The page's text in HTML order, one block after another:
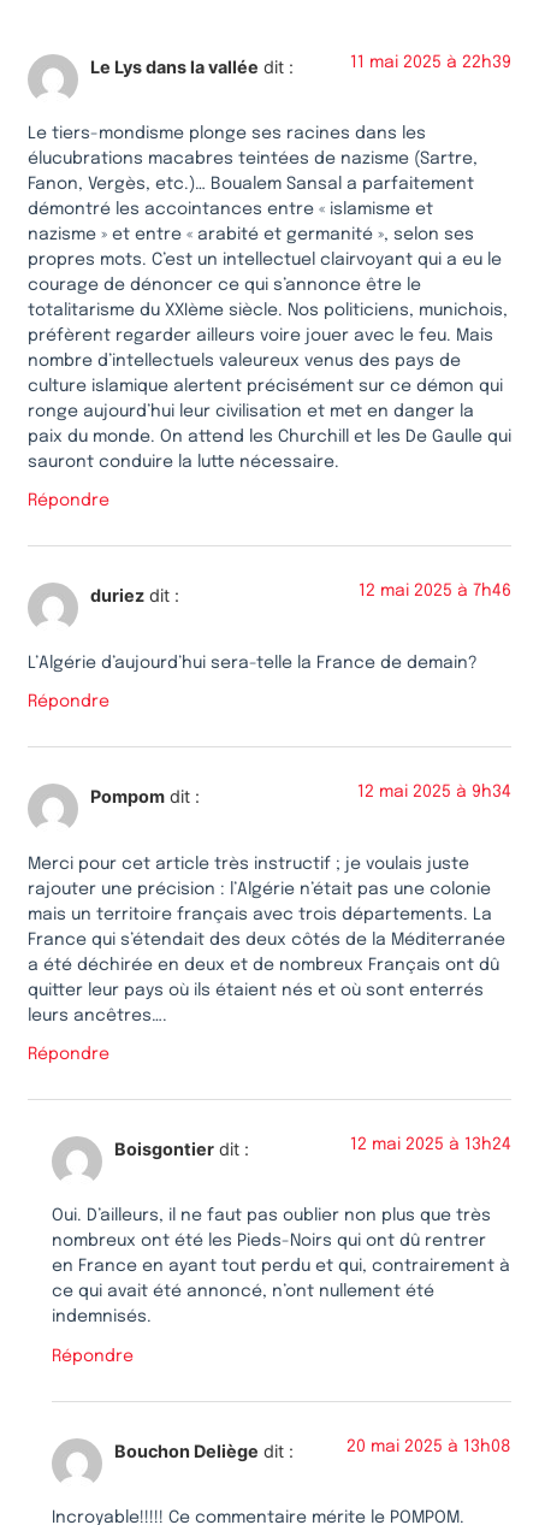
Le Lys dans la vallée dit : 11 mai 2025 à 22h39
Le tiers-mondisme plonge ses racines dans les
élucubrations macabres teintées de nazisme (Sartre,
Fanon, Vergès, etc.)… Boualem Sansal a parfaitement
démontré les accointances entre « islamisme et
nazisme » et entre « arabité et germanité », selon ses
propres mots. C’est un intellectuel clairvoyant qui a eu le
courage de dénoncer ce qui s’annonce être le
totalitarisme du XXIème siècle. Nos politiciens, munichois,
préfèrent regarder ailleurs voire jouer avec le feu. Mais
nombre d’intellectuels valeureux venus des pays de
culture islamique alertent précisément sur ce démon qui
ronge aujourd’hui leur civilisation et met en danger la
paix du monde. On attend les Churchill et les De Gaulle qui
sauront conduire la lutte nécessaire.
Répondre
duriez dit : 12 mai 2025 à 7h46
L’Algérie d’aujourd’hui sera-telle la France de demain?
Répondre
Pompom dit : 12 mai 2025 à 9h34
Merci pour cet article très instructif ; je voulais juste
rajouter une précision : l’Algérie n’était pas une colonie
mais un territoire français avec trois départements. La
France qui s’étendait des deux côtés de la Méditerranée
a été déchirée en deux et de nombreux Français ont dû
quitter leur pays où ils étaient nés et où sont enterrés
leurs ancêtres….
Répondre
Boisgontier dit : 12 mai 2025 à 13h24
Oui. D’ailleurs, il ne faut pas oublier non plus que très
nombreux ont été les Pieds-Noirs qui ont dû rentrer
en France en ayant tout perdu et qui, contrairement à
ce qui avait été annoncé, n’ont nullement été
indemnisés.
Répondre
Bouchon Deliège dit : 20 mai 2025 à 13h08
Incroyable!!!!! Ce commentaire mérite le POMPOM.